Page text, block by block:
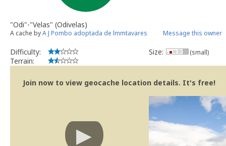
"Odi"-"Velas" (Odivelas)
A cache byA J Pombo adoptada de lmmtavares Message this owner
Difficulty:
Terrain:
Size: (small)
Join now to view geocache location details. It's free!